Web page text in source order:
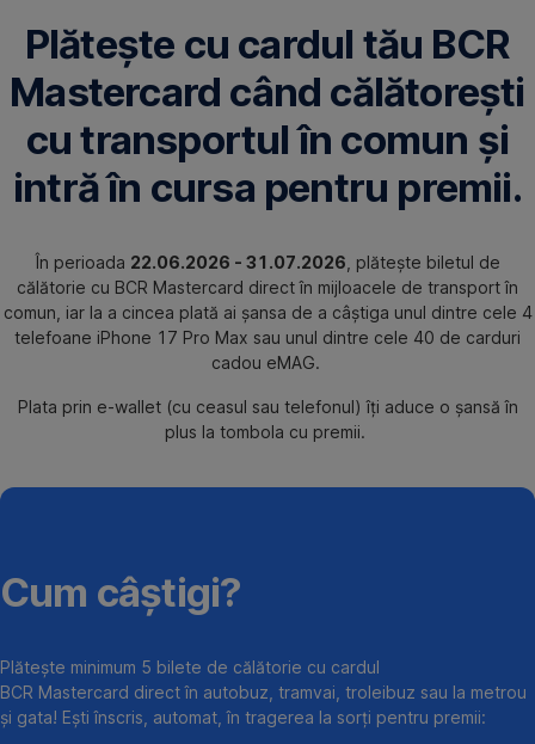
Plătește cu cardul tău BCR
Mastercard când călătorești
cu transportul în comun și
intră în cursa pentru premii.
În perioada 22.06.2026 - 31.07.2026 , plătește biletul de
călătorie cu BCR Mastercard direct în mijloacele de transport în
comun, iar la a cincea plată ai șansa de a câștiga unul dintre cele 4
telefoane iPhone 17 Pro Max sau unul dintre cele 40 de carduri
cadou eMAG.
Plata prin e-wallet (cu ceasul sau telefonul) îți aduce o șansă în
plus la tombola cu premii.
Cum câștigi?
Plătește minimum 5 bilete de călătorie cu cardul
BCR Mastercard direct în autobuz, tramvai, troleibuz sau la metrou
și gata! Ești înscris, automat, în tragerea la sorți pentru premii: